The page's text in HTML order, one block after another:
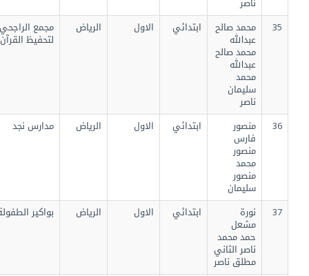
محمد صالح
عبدالله
محمد صالح
عبدالله
محمد
سليمان
ابتدائي الاول الرياض مجمع الراجحي
لتحفيظ القرآن
منصور
فارس
منصور
محمد
منصور
سليمان
ابتدائي الاول الرياض مدارس نجد
مشعل
حمد محمد
ناصر الثاني
مطلق ناصر
ابتدائي الاول الرياض بواكير الطفولة